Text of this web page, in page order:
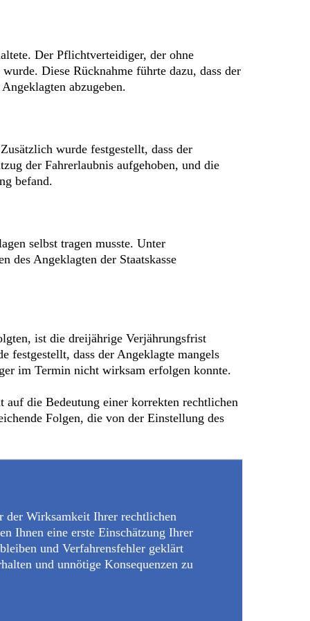
Der Pflichtverteidiger, der ohne
Diese Rücknahme führte dazu, dass der
abzugeben.
wurde festgestellt, dass der
der Fahrerlaubnis aufgehoben, und die
befand.
selbst tragen musste. Unter
des Angeklagten der Staatskasse
ist die dreijährige Verjährungsfrist
festgestellt, dass der Angeklagte mangels
im Termin nicht wirksam erfolgen konnte.
die Bedeutung einer korrekten rechtlichen
Folgen, die von der Einstellung des
der Wirksamkeit Ihrer rechtlichen
Ihnen eine erste Einschätzung Ihrer
und Verfahrensfehler geklärt
und unnötige Konsequenzen zu